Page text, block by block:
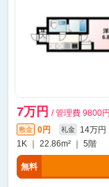
7万円 / 管理費 9800円
敷金 0円 礼金
14万円
1K ｜ 22.86m² ｜ 5階
無料